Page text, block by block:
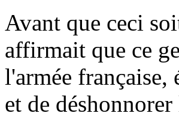
Avant que ceci
affirmait que ce
l'armée française,
et de